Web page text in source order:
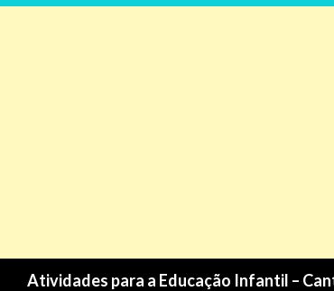
Atividades para a Educação Infantil –